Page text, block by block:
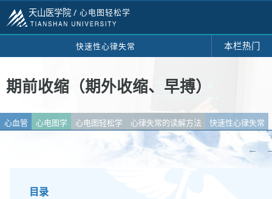
天山医学院 / 心电图轻松学
快速性心律失常 本栏热门
期前收缩（期外收缩、早搏）
心血管 心电图学 心电图轻松学 心律失常的读解方法 快速性心律失常
←
目录